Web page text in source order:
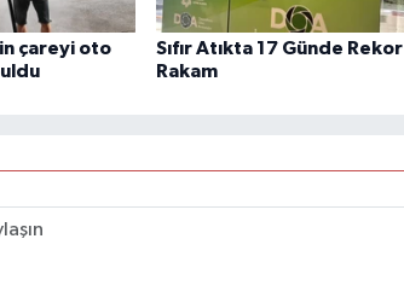
çareyi oto
Sıfır Atıkta 17 Günde Rekor
Rakam